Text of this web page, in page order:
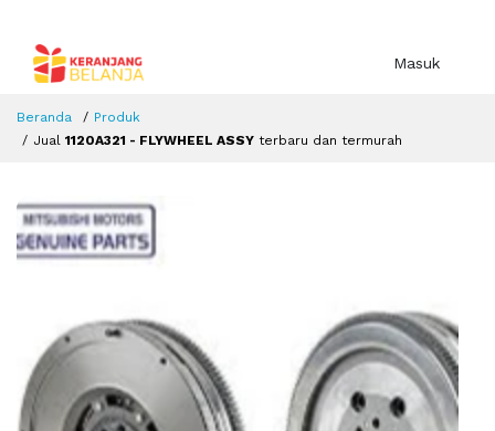
Masuk
Beranda
Produk
Jual 1120A321 - FLYWHEEL ASSY terbaru dan termurah